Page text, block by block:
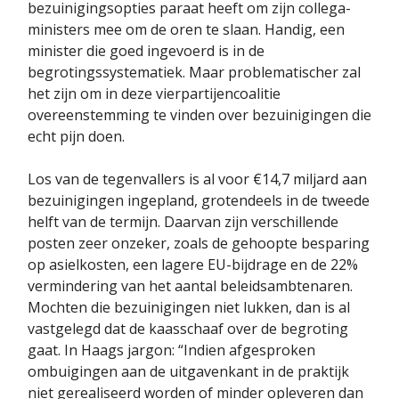
bezuinigingsopties paraat heeft om zijn collega-
ministers mee om de oren te slaan. Handig, een
minister die goed ingevoerd is in de
begrotingssystematiek. Maar problematischer zal
het zijn om in deze vierpartijencoalitie
overeenstemming te vinden over bezuinigingen die
echt pijn doen.
Los van de tegenvallers is al voor €14,7 miljard aan
bezuinigingen ingepland, grotendeels in de tweede
helft van de termijn. Daarvan zijn verschillende
posten zeer onzeker, zoals de gehoopte besparing
op asielkosten, een lagere EU-bijdrage en de 22%
vermindering van het aantal beleidsambtenaren.
Mochten die bezuinigingen niet lukken, dan is al
vastgelegd dat de kaasschaaf over de begroting
gaat. In Haags jargon: “Indien afgesproken
ombuigingen aan de uitgavenkant in de praktijk
niet gerealiseerd worden of minder opleveren dan